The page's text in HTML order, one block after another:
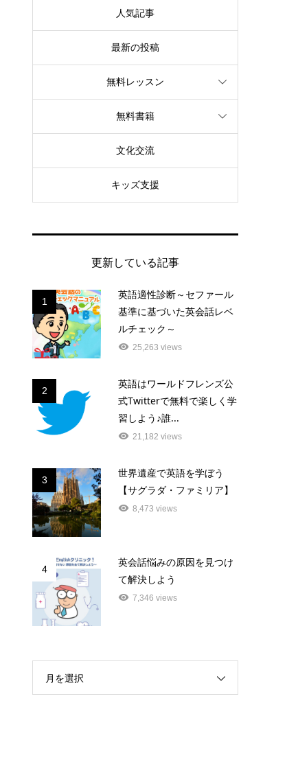
人気記事
最新の投稿
無料レッスン
無料書籍
文化交流
キッズ支援
更新している記事
1
英語適性診断～セファール
基準に基づいた英会話レベ
ルチェック～
25,263 views
2
英語はワールドフレンズ公
式Twitterで無料で楽しく学
習しよう♪誰...
21,182 views
3
世界遺産で英語を学ぼう
【サグラダ・ファミリア】
8,473 views
4
英会話悩みの原因を見つけ
て解決しよう
7,346 views
月を選択